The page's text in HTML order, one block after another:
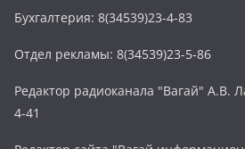
Бухгалтерия: 8(34539)23-4-83
Отдел рекламы: 8(34539)23-5-86
Редактор радиоканала "Вагай" А.В.
4-41